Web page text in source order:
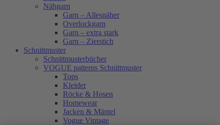
Nähgarn
Garn – Allesnäher
Overlockgarn
Garn – extra stark
Garn – Zierstich
Schnittmuster
Schnittmusterbücher
VOGUE patterns Schnittmuster
Tops
Kleider
Röcke & Hosen
Homewear
Jacken & Mäntel
Vogue Vintage